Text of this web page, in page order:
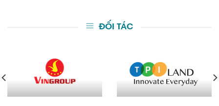
ĐỐI TÁC